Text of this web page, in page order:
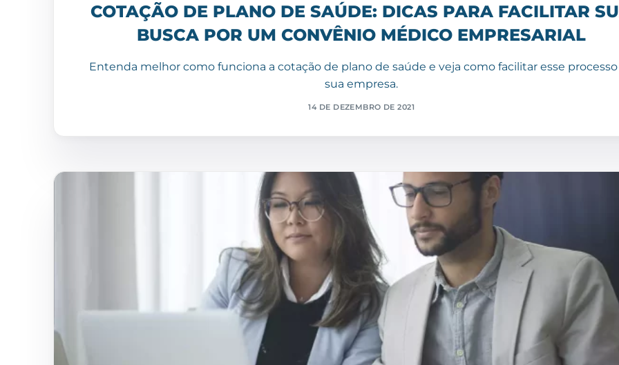
COTAÇÃO DE PLANO DE SAÚDE: DICAS PARA FACILITAR
BUSCA POR UM CONVÊNIO MÉDICO EMPRESARIAL
Entenda melhor como funciona a cotação de plano de saúde e veja como facilitar esse
sua empresa.
14 DE DEZEMBRO DE 2021